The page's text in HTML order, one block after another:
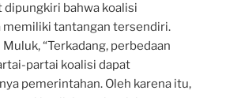
dipungkiri bahwa koalisi
memiliki tantangan tersendiri.
“Terkadang, perbedaan
partai koalisi dapat
pemerintahan. Oleh karena itu,